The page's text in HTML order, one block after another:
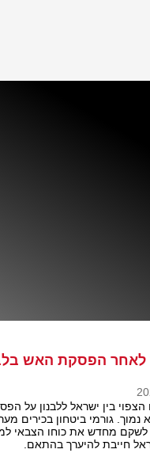
לאחר הפסקת האש
הצפוי בין ישראל ללבנון על
נמוך. גורמי ביטחון בכירים
מחדש את כוחו הצבאי
חייבת להיערך בהתאם.